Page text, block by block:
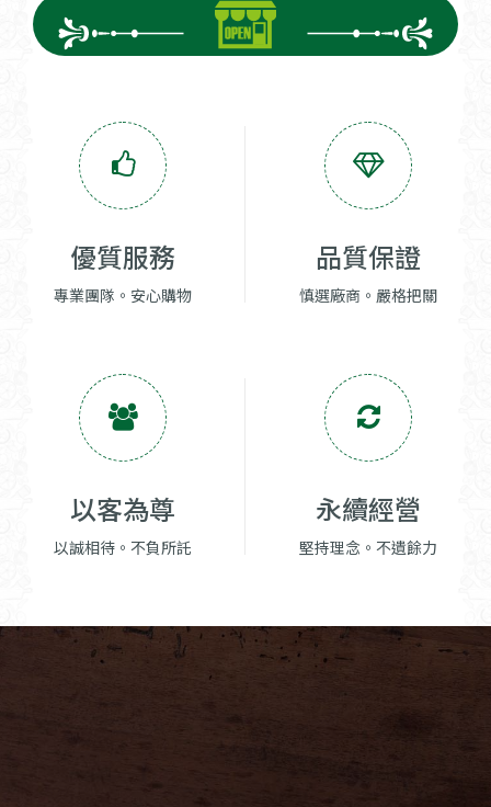
優質服務
專業團隊。安心購物
品質保證
慎選廠商。嚴格把關
以客為尊
以誠相待。不負所託
永續經營
堅持理念。不遺餘力